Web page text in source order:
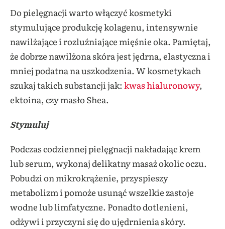
Do pielęgnacji warto włączyć kosmetyki
stymulujące produkcję kolagenu, intensywnie
nawilżające i rozluźniające mięśnie oka. Pamiętaj,
że dobrze nawilżona skóra jest jędrna, elastyczna i
mniej podatna na uszkodzenia. W kosmetykach
szukaj takich substancji jak: kwas hialuronowy,
ektoina, czy masło Shea.
Stymuluj
Podczas codziennej pielęgnacji nakładając krem
lub serum, wykonaj delikatny masaż okolic oczu.
Pobudzi on mikrokrążenie, przyspieszy
metabolizm i pomoże usunąć wszelkie zastoje
wodne lub limfatyczne. Ponadto dotlenieni,
odżywi i przyczyni się do ujędrnienia skóry.